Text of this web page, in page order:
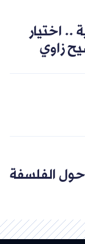
.. اختيار
زاوي
الفلسفة